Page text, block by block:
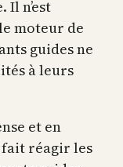
n’est
moteur de
guides ne
à leurs
et en
fait réagir les